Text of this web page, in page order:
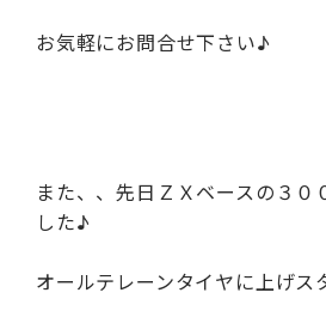
お気軽にお問合せ下さい♪
また、、先日ＺＸベースの３０
した♪
オールテレーンタイヤに上げス